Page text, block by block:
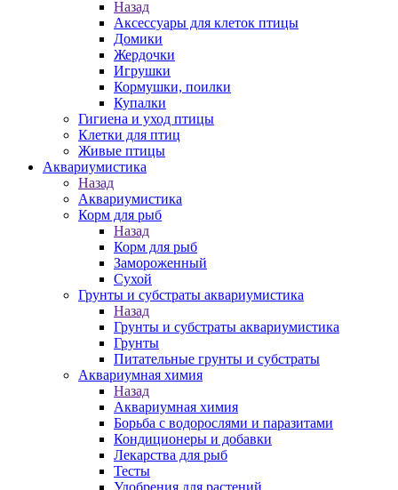
Назад
Аксессуары для клеток птицы
Домики
Жердочки
Игрушки
Кормушки, поилки
Купалки
Гигиена и уход птицы
Клетки для птиц
Живые птицы
Аквариумистика
Назад
Аквариумистика
Корм для рыб
Назад
Корм для рыб
Замороженный
Сухой
Грунты и субстраты аквариумистика
Назад
Грунты и субстраты аквариумистика
Грунты
Питательные грунты и субстраты
Аквариумная химия
Назад
Аквариумная химия
Борьба с водорослями и паразитами
Кондиционеры и добавки
Лекарства для рыб
Тесты
Удобрения для растений